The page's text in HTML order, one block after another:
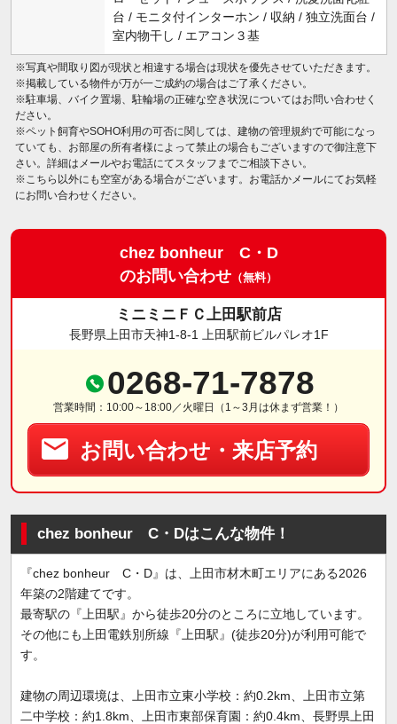
台 / モニタ付インターホン / 収納 / 独立洗面台 /
室内物干し / エアコン３基
※写真や間取り図が現状と相違する場合は現状を優先させていただきます。
※掲載している物件が万が一ご成約の場合はご了承ください。
※駐車場、バイク置場、駐輪場の正確な空き状況についてはお問い合わせく
ださい。
※ペット飼育やSOHO利用の可否に関しては、建物の管理規約で可能になっ
ていても、お部屋の所有者様によって禁止の場合もございますので御注意下
さい。詳細はメールやお電話にてスタッフまでご相談下さい。
※こちら以外にも空室がある場合がございます。お電話かメールにてお気軽
にお問い合わせください。
chez bonheur C・D
のお問い合わせ （無料）
ミニミニＦＣ上田駅前店
長野県上田市天神1-8-1 上田駅前ビルパレオ1F
0268-71-7878
営業時間：10:00～18:00／火曜日（1～3月は休まず営業！）
お問い合わせ・来店予約
chez bonheur C・Dはこんな物件！
『chez bonheur C・D』は、上田市材木町エリアにある2026
年築の2階建てです。
最寄駅の『上田駅』から徒歩20分のところに立地しています。
その他にも上田電鉄別所線『上田駅』(徒歩20分)が利用可能で
す。
建物の周辺環境は、上田市立東小学校：約0.2km、上田市立第
二中学校：約1.8km、上田市東部保育園：約0.4km、長野県上田